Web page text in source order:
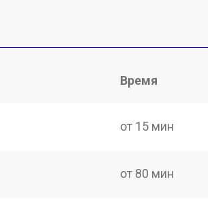
Время
от 15 мин
от 80 мин